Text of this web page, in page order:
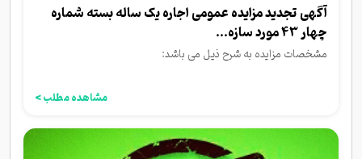
آگهی تجدید مزایده عمومی اجاره یک ساله بسته شماره
چهار 43 مورد سازه...
مشخصات مزایده به شرح ذیل می باشد:
مشاهده مطلب >